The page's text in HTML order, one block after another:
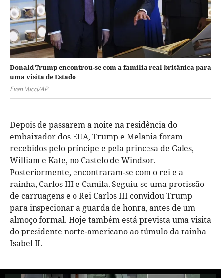
Donald Trump encontrou-se com a família real britânica para
uma visita de Estado
Evan Vucci/AP
Depois de passarem a noite na residência do
embaixador dos EUA, Trump e Melania foram
recebidos pelo príncipe e pela princesa de Gales,
William e Kate, no Castelo de Windsor.
Posteriormente, encontraram-se com o rei e a
rainha, Carlos III e Camila. Seguiu-se uma procissão
de carruagens e o Rei Carlos III convidou Trump
para inspecionar a guarda de honra, antes de um
almoço formal. Hoje também está prevista uma visita
do presidente norte-americano ao túmulo da rainha
Isabel II.